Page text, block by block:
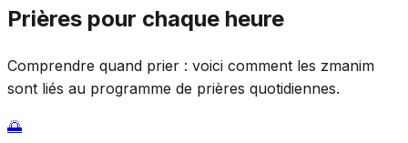
Prières pour chaque heure
Comprendre quand prier : voici comment les zmanim
sont liés au programme de prières quotidiennes.
🌅